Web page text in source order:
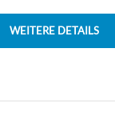
WEITERE DETAILS